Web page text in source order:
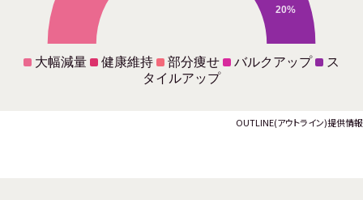
20%
大幅減量 健康維持 部分痩せ バルクアップ
ス
タイルアップ
OUTLINE(アウトライン)提供情報